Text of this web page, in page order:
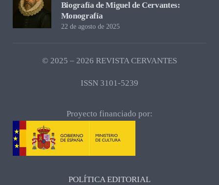
Biografía de Miguel de Cervantes:
Monografía
22 de agosto de 2025
© 2025 – 2026 REVISTA CERVANTES
ISSN 3101-5239
Proyecto financiado por:
POLÍTICA EDITORIAL